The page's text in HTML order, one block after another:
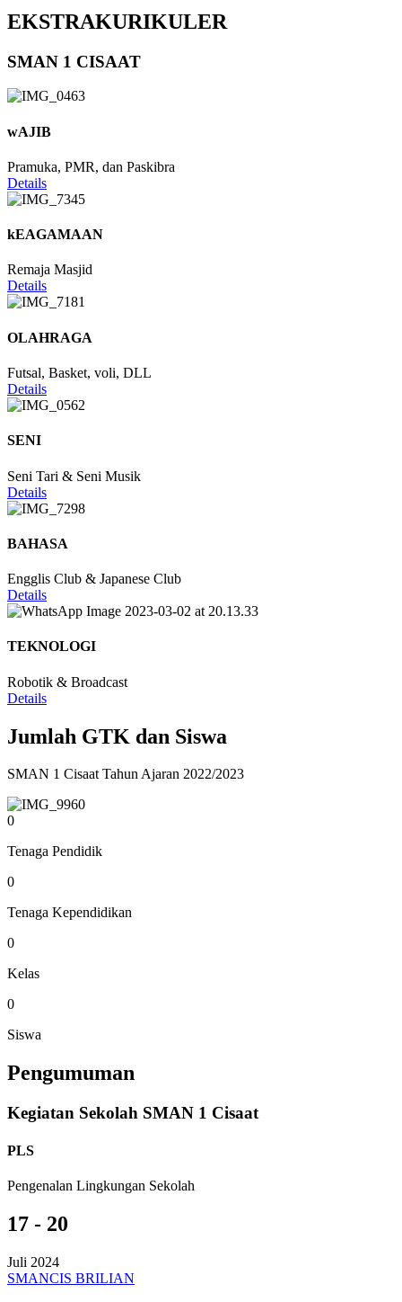
EKSTRAKURIKULER
SMAN 1 CISAAT
wAJIB
Pramuka, PMR, dan Paskibra
Details
kEAGAMAAN
Remaja Masjid
Details
OLAHRAGA
Futsal, Basket, voli, DLL
Details
SENI
Seni Tari & Seni Musik
Details
BAHASA
Engglis Club & Japanese Club
Details
TEKNOLOGI
Robotik & Broadcast
Details
Jumlah GTK dan Siswa
SMAN 1 Cisaat Tahun Ajaran 2022/2023
0
Tenaga Pendidik
0
Tenaga Kependidikan
0
Kelas
0
Siswa
Pengumuman
Kegiatan Sekolah SMAN 1 Cisaat
PLS
Pengenalan Lingkungan Sekolah
17 - 20
Juli 2024
SMANCIS BRILIAN